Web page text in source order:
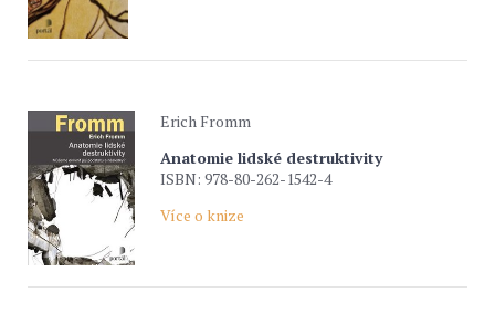
Erich Fromm
Anatomie lidské destruktivity
ISBN: 978-80-262-1542-4
Více o knize